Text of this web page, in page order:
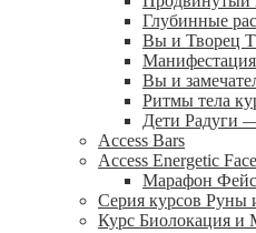
Глубинные
Вы и Творец
Вы и
Ритмы тела
Дети Радуги
Access Bars
Access Energetic
Марафон
Серия курсов Руны
Курс Биолокация и